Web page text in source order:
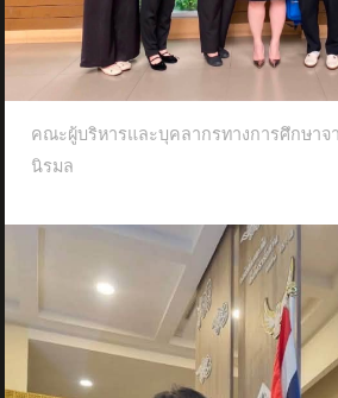
คณะผู้บริหารและบุคลากรทางการศึกษาจ
นิรมล